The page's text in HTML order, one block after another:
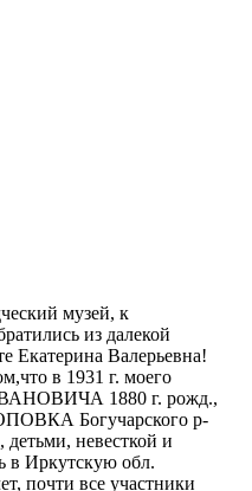
музей, к
из далекой
Екатерина Валерьевна!
в 1931 г. моего
1880 г. рожд.,
Богучарского р-
детьми, невесткой и
в Иркутскую обл.
почти все участники